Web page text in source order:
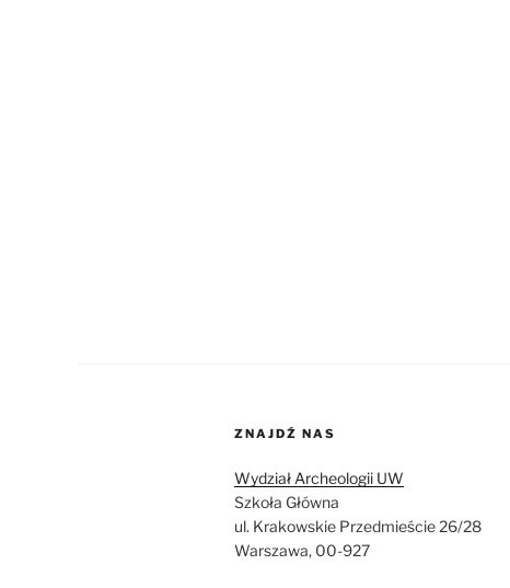
ZNAJDŹ NAS
Wydział Archeologii UW
Szkoła Główna
ul. Krakowskie Przedmieście 26/28
Warszawa, 00-927